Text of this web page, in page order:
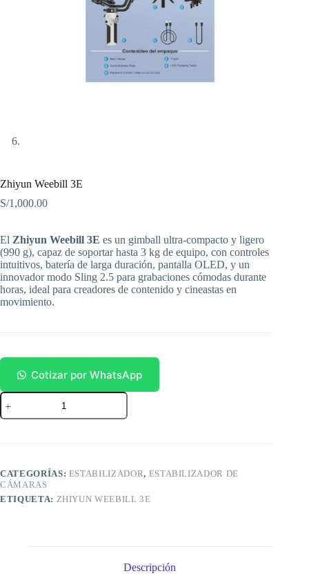
Zhiyun Weebill 3E
S/1,000.00
El Zhiyun Weebill 3E es un gimball ultra-compacto y ligero
(990 g), capaz de soportar hasta 3 kg de equipo, con controles
intuitivos, batería de larga duración, pantalla OLED, y un
innovador modo Sling 2.5 para grabaciones cómodas durante
horas, ideal para creadores de contenido y cineastas en
movimiento.
Cotizar por WhatsApp
Zhiyun
Weebill
3E
CATEGORÍAS: ESTABILIZADOR, ESTABILIZADOR DE
CÁMARAS
ETIQUETA: ZHIYUN WEEBILL 3E
Descripción